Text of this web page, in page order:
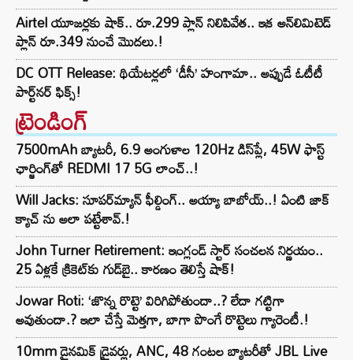
Airtel యూజర్లకు షాక్.. రూ.299 ప్లాన్ నిలిపివేత.. ఇక అన్‌లిమిటెడ్
ప్లాన్ రూ.349 నుంచే మొదలు.!
DC OTT Release: థియేటర్లలో ‘డీసీ’ హంగామా.. అప్పుడే ఓటీటీ
పార్ట్‌నర్ ఫిక్స్!
ట్రెండింగ్‌
7500mAh బ్యాటరీ, 6.9 అంగుళాల 120Hz డిస్‌ప్లే, 45W ఫాస్ట్
ఛార్జింగ్‌తో REDMI 17 5G లాంచ్..!
Will Jacks: సూపర్‌మ్యాన్ ఫీల్డింగ్.. అయ్యా బాబోయ్..! ఏంటి జాక్
క్యాచ్ ను అలా పట్టేశావ్.!
John Turner Retirement: ఇంగ్లండ్ స్టార్ సంచలన నిర్ణయం..
25 ఏళ్లకే క్రికెట్‌కు గుడ్‌బై.. కారణం తెలిస్తే షాక్!
Jowar Roti: ‘జొన్న రొట్టె’ విరిగిపోతుందా..? లేదా గట్టిగా
అవుతుందా.? ఇలా చేస్తే మెత్తగా, బాగా పొంగే రొట్టెలు గ్యారెంటీ.!
10mm డైనమిక్ డ్రైవర్లు, ANC, 48 గంటల బ్యాటరీతో JBL Live